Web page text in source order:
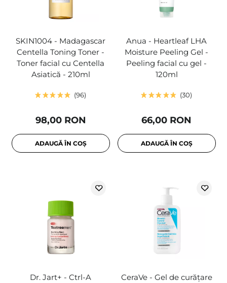
SKIN1004 - Madagascar
Centella Toning Toner -
Toner facial cu Centella
Asiatică - 210ml
96
98,00 RON
ADAUGĂ ÎN COȘ
Anua - Heartleaf LHA
Moisture Peeling Gel -
Peeling facial cu gel -
120ml
30
66,00 RON
ADAUGĂ ÎN COȘ
Dr. Jart+ - Ctrl-A
CeraVe - Gel de curățare